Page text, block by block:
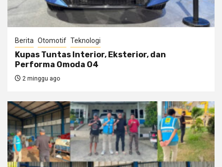
Berita Otomotif Teknologi
Kupas Tuntas Interior, Eksterior, dan
Performa Omoda O4
2 minggu ago